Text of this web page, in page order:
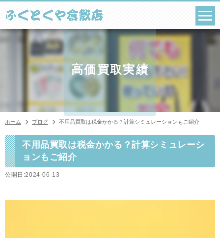
コ
高価買取実績
ホーム ブログ 不用品買取は税金かかる？計算シミュレーションもご紹介
不用品買取は税金かかる？計算シミュレーシ
ョンもご紹介
公開日:2024-06-13